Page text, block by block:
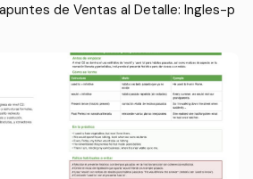
de Ventas al Detalle: Ingles-p